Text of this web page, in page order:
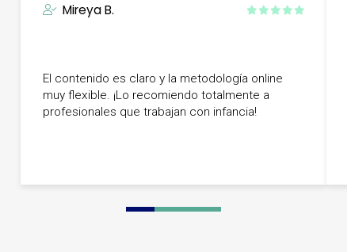
Mireya B.
El contenido es claro y la metodología online
muy flexible. ¡Lo recomiendo totalmente a
profesionales que trabajan con infancia!
0 1 2 3 4 5 6 7